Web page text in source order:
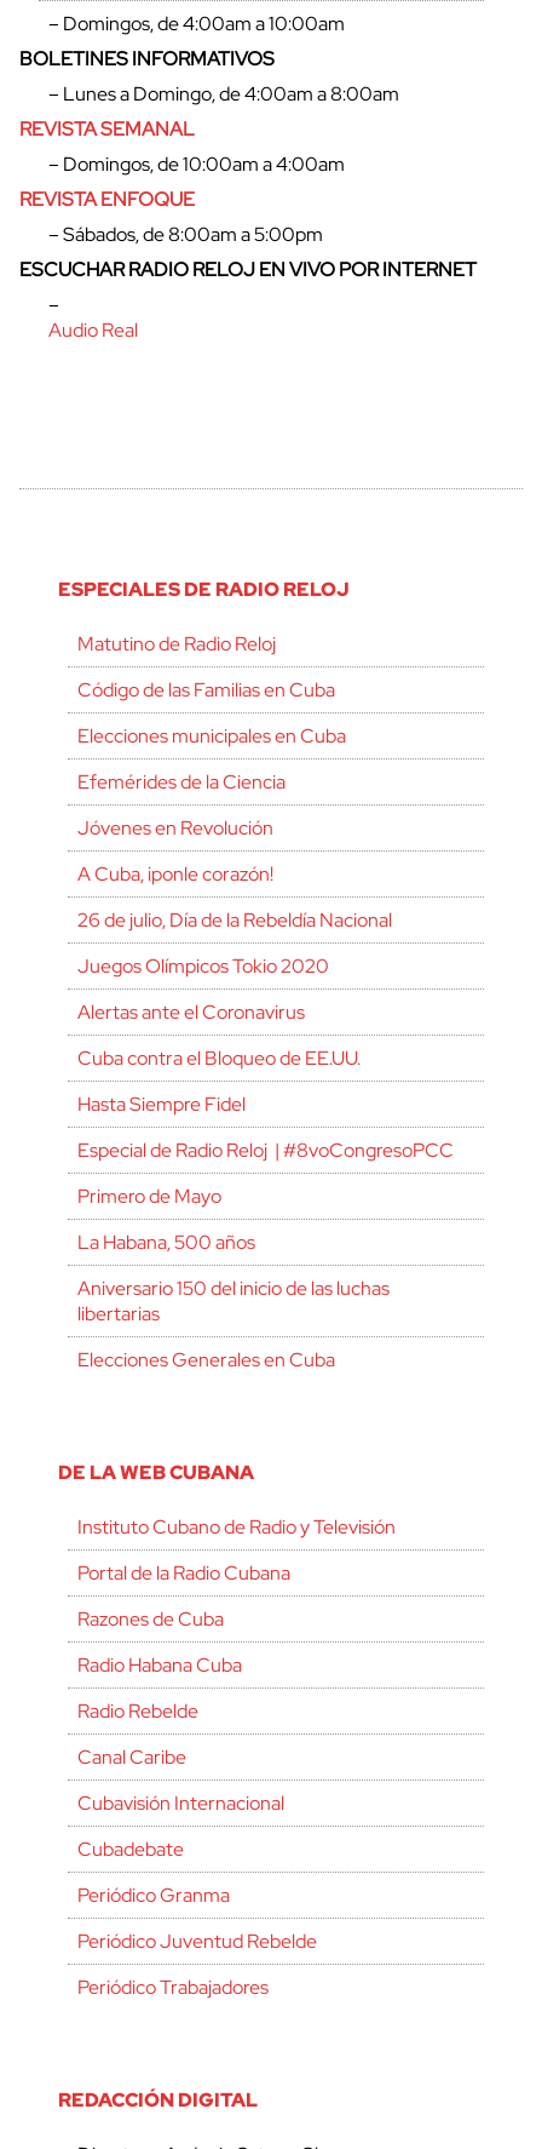
– Domingos, de 4:00am a 10:00am
BOLETINES INFORMATIVOS
– Lunes a Domingo, de 4:00am a 8:00am
REVISTA SEMANAL
– Domingos, de 10:00am a 4:00am
REVISTA ENFOQUE
– Sábados, de 8:00am a 5:00pm
ESCUCHAR RADIO RELOJ EN VIVO POR INTERNET
–
Audio Real
ESPECIALES DE RADIO RELOJ
Matutino de Radio Reloj
Código de las Familias en Cuba
Elecciones municipales en Cuba
Efemérides de la Ciencia
Jóvenes en Revolución
A Cuba, ¡ponle corazón!
26 de julio, Día de la Rebeldía Nacional
Juegos Olímpicos Tokio 2020
Alertas ante el Coronavirus
Cuba contra el Bloqueo de EE.UU.
Hasta Siempre Fidel
Especial de Radio Reloj | #8voCongresoPCC
Primero de Mayo
La Habana, 500 años
Aniversario 150 del inicio de las luchas
libertarias
Elecciones Generales en Cuba
DE LA WEB CUBANA
Instituto Cubano de Radio y Televisión
Portal de la Radio Cubana
Razones de Cuba
Radio Habana Cuba
Radio Rebelde
Canal Caribe
Cubavisión Internacional
Cubadebate
Periódico Granma
Periódico Juventud Rebelde
Periódico Trabajadores
REDACCIÓN DIGITAL